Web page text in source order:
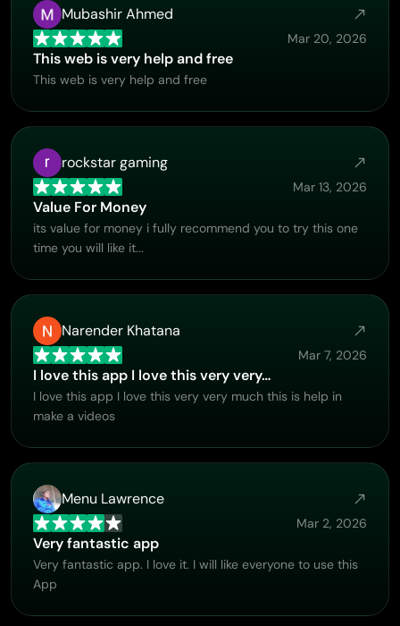
Mubashir Ahmed
Mar 20, 2026
This web is very help and free
This web is very help and free
rockstar gaming
Mar 13, 2026
Value For Money
its value for money i fully recommend you to try this one
time you will like it...
Narender Khatana
Mar 7, 2026
I love this app I love this very very…
I love this app I love this very very much this is help in
make a videos
Menu Lawrence
Mar 2, 2026
Very fantastic app
Very fantastic app. I love it. I will like everyone to use this
App